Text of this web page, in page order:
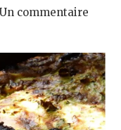
Un commentaire